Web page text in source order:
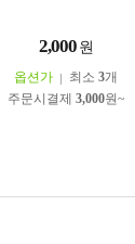
2,000 원
옵션가 최소 3개
주문시결제 3,000원~